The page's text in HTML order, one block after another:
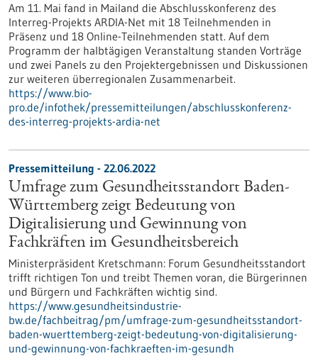
Am 11. Mai fand in Mailand die Abschlusskonferenz des
Interreg-Projekts ARDIA-Net mit 18 Teilnehmenden in
Präsenz und 18 Online-Teilnehmenden statt. Auf dem
Programm der halbtägigen Veranstaltung standen Vorträge
und zwei Panels zu den Projektergebnissen und Diskussionen
zur weiteren überregionalen Zusammenarbeit.
https://www.bio-
pro.de/infothek/pressemitteilungen/abschlusskonferenz-
des-interreg-projekts-ardia-net
Pressemitteilung - 22.06.2022
Umfrage zum Gesundheitsstandort Baden-
Württemberg zeigt Bedeutung von
Digitalisierung und Gewinnung von
Fachkräften im Gesundheitsbereich
Ministerpräsident Kretschmann: Forum Gesundheitsstandort
trifft richtigen Ton und treibt Themen voran, die Bürgerinnen
und Bürgern und Fachkräften wichtig sind.
https://www.gesundheitsindustrie-
bw.de/fachbeitrag/pm/umfrage-zum-gesundheitsstandort-
baden-wuerttemberg-zeigt-bedeutung-von-digitalisierung-
und-gewinnung-von-fachkraeften-im-gesundh